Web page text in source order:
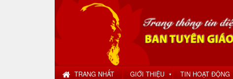
TRANG NHẤT GIỚI THIỆU ▼ TIN HOẠT ĐỘNG